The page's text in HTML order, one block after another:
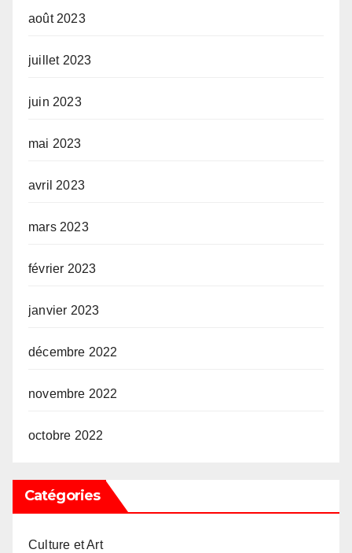
août 2023
juillet 2023
juin 2023
mai 2023
avril 2023
mars 2023
février 2023
janvier 2023
décembre 2022
novembre 2022
octobre 2022
Catégories
Culture et Art